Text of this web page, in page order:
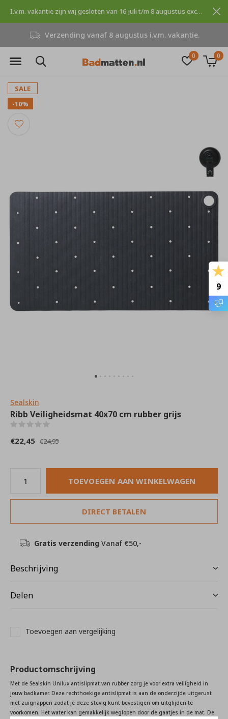
0 0
Verzending vanaf 8 augustus i.v.m. vakantie.
I.v.m. vakantie zijn wij gesloten van 16 juli t/m 8 augustus excuses voor dit ongemak.
SALE
-10%
Sealskin
Ribb Veiligheidsmat 40x70 cm rubber grijs
€22,45 €24,95
TOEVOEGEN AAN WINKELWAGEN
DIRECT BETALEN
Gratis verzending Vanaf €50,-
Beschrijving
Delen
Toevoegen aan vergelijking
Productomschrijving
Met de Sealskin Unilux antislipmat van rubber zorg je voor extra veiligheid in
jouw badkamer. Deze rechthoekige antislipmat is aan de onderzijde uitgerust
met zuignappen zodat je deze stevig kunt bevestigen om uitglijden te
voorkomen. Het water kan gemakkelijk weglopen door de gaatjes in de mat. De
9